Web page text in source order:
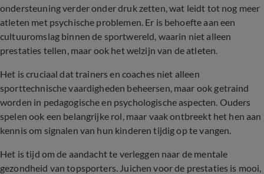
ondersteuning verder onder druk zetten, wat leidt tot nog meer
atleten met psychische problemen. Er is behoefte aan een
cultuuromslag binnen de sportwereld, waarin niet alleen
prestaties tellen, maar ook het welzijn van de atleten.
Het is cruciaal dat trainers en coaches niet alleen
sporttechnische vaardigheden beheersen, maar ook getraind
worden in pedagogische en psychologische aspecten. Ouders
spelen ook een belangrijke rol, maar vaak ontbreekt het hen aan
kennis om signalen van hun kinderen tijdig op te vangen.
Het is tijd om de aandacht te verleggen naar de mentale
gezondheid van topsporters. Juichen voor de prestaties is mooi,